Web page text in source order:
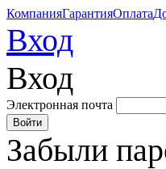
КомпанияГарантияОплата
Вход
Вход
Электронная почта
Забыли